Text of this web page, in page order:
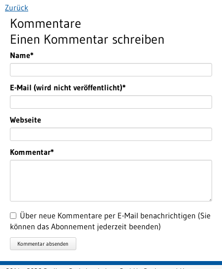
Zurück
Kommentare
Einen Kommentar schreiben
Pflichtfeld
Name*
Pflichtfeld
E-Mail (wird nicht veröffentlicht)*
Webseite
Pflichtfeld
Kommentar*
Über neue Kommentare per E-Mail benachrichtigen (Sie
können das Abonnement jederzeit beenden)
Kommentar absenden